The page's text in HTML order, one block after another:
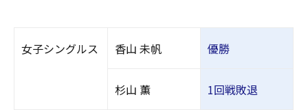
女子シングルス 香山 未帆 優勝
杉山 薫 1回戦敗退